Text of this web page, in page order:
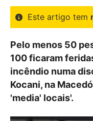
Este artigo tem
Pelo menos 50
100 ficaram
incêndio numa
Kocani, na
'media' locais'.